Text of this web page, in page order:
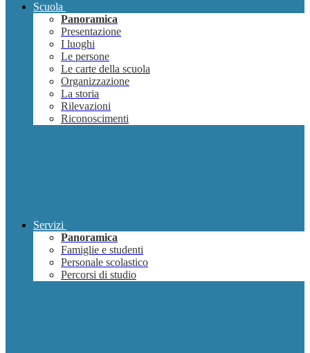
Scuola
Panoramica
Presentazione
I luoghi
Le persone
Le carte della scuola
Organizzazione
La storia
Rilevazioni
Riconoscimenti
Servizi
Panoramica
Famiglie e studenti
Personale scolastico
Percorsi di studio